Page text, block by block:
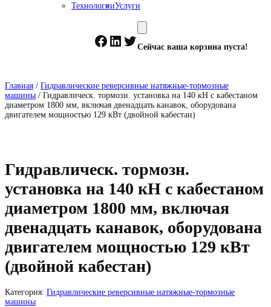
ТехнологииУслуги
Facebook
LinkedIn
Twitter
Сейчас ваша корзина пуста!
Главная / Гидравлические реверсивные натяжные-тормозные
машины / Гидравлическ. тормозн. установка на 140 кН с кабестаном
диаметром 1800 мм, включая двенадцать канавок, оборудована
двигателем мощностью 129 кВт (двойной кабестан)
Гидравлическ. тормозн.
установка на 140 кН с кабестаном
диаметром 1800 мм, включая
двенадцать канавок, оборудована
двигателем мощностью 129 кВт
(двойной кабестан)
Категория: Гидравлические реверсивные натяжные-тормозные
машины